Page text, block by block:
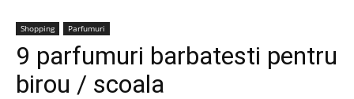
Shopping Parfumuri
9 parfumuri barbatesti pentru
birou / scoala